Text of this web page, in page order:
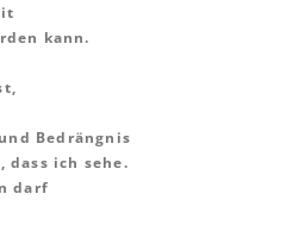
kann.
Bedrängnis
dass ich sehe.
darf